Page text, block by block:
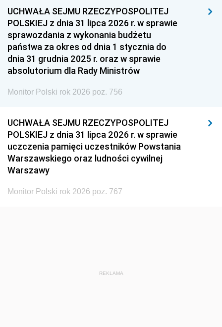
1954 1953 1952
1951 1950
1948 1947 1946
1939 1938
UCHWAŁA SEJMU RZECZYPOSPOLITEJ
POLSKIEJ z dnia 31 lipca 2026 r. w sprawie
sprawozdania z wykonania budżetu
państwa za okres od dnia 1 stycznia do
dnia 31 grudnia 2025 r. oraz w sprawie
absolutorium dla Rady Ministrów
Monitor Polski rok 2026 poz. 756
UCHWAŁA SEJMU RZECZYPOSPOLITEJ
POLSKIEJ z dnia 31 lipca 2026 r. w sprawie
uczczenia pamięci uczestników Powstania
Warszawskiego oraz ludności cywilnej
Warszawy
Monitor Polski rok 2026 poz. 767
REKLAMA